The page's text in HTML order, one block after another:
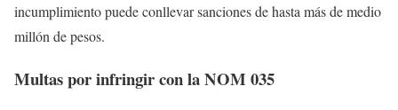
incumplimiento puede conllevar sanciones de hasta más de medio
millón de pesos.
Multas por infringir con la NOM 035